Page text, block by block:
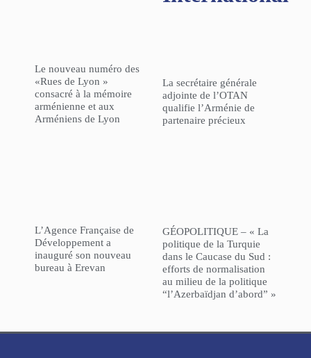
Le nouveau numéro des
«Rues de Lyon »
consacré à la mémoire
arménienne et aux
Arméniens de Lyon
L’Agence Française de
Développement a
inauguré son nouveau
bureau à Erevan
La secrétaire générale
adjointe de l’OTAN
qualifie l’Arménie de
partenaire précieux
GÉOPOLITIQUE – « La
politique de la Turquie
dans le Caucase du Sud :
efforts de normalisation
au milieu de la politique
“l’Azerbaïdjan d’abord” »